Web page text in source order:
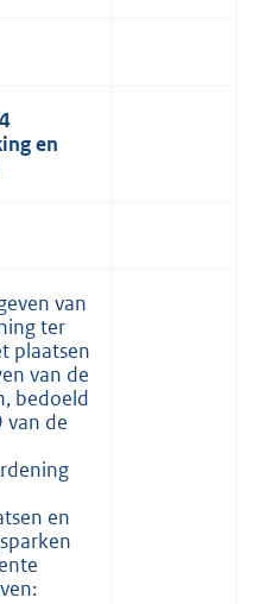
en
van
ter
plaatsen
van de
bedoeld
van de
en